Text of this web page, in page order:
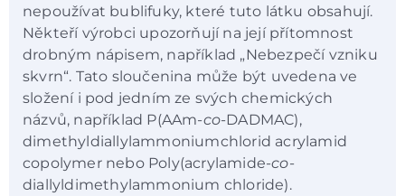
nepoužívat bublifuky, které tuto látku obsahují.
Někteří výrobci upozorňují na její přítomnost
drobným nápisem, například „Nebezpečí vzniku
skvrn“. Tato sloučenina může být uvedena ve
složení i pod jedním ze svých chemických
názvů, například P(AAm-co-DADMAC),
dimethyldiallylammoniumchlorid acrylamid
copolymer nebo Poly(acrylamide-co-
diallyldimethylammonium chloride).